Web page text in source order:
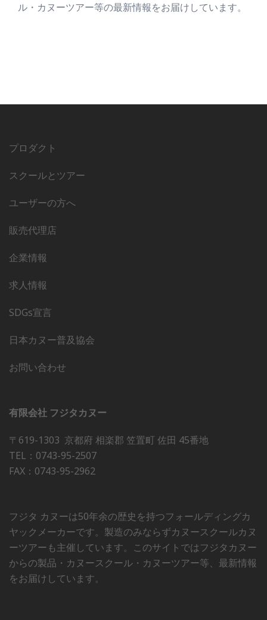
ル・カヌーツアー等の最新情報をお届けしています。
プロダクト
スクールとツアー
ユーザーの方へ
販売代理店
企業情報
求人情報
SDGs宣言
日本カヌー普及協会
お問い合わせ
有限会社 フジタカヌー
〒619-1303 京都府 相楽郡 笠置町 佐田 45番地
TEL：0743-95-2507
FAX：0743-95-2962
フジタ カヌーは50年余の歴史を持つフォールディングカ
ヤックメーカーです。製造のみならずカヌースクールカヌ
ーツアーも主催しています。このサイトではフジタカヌー
からの製品・カヌースクール・カヌーツアー等、最新情報
をお届けしています。